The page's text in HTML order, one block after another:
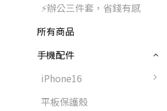
⚡️辦公三件套，省錢有感
所有商品
手機配件
iPhone16
平板保護殼